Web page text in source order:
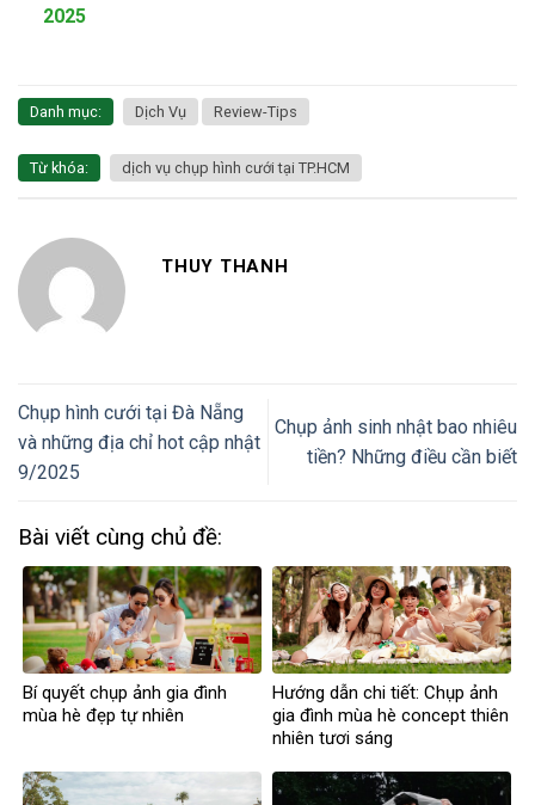
2025
Danh mục: Dịch Vụ Review-Tips
Từ khóa: dịch vụ chụp hình cưới tại TP.HCM
THUY THANH
Chụp hình cưới tại Đà Nẵng
và những địa chỉ hot cập nhật
9/2025
Chụp ảnh sinh nhật bao nhiêu
tiền? Những điều cần biết
Bài viết cùng chủ đề:
Bí quyết chụp ảnh gia đình
mùa hè đẹp tự nhiên
Hướng dẫn chi tiết: Chụp ảnh
gia đình mùa hè concept thiên
nhiên tươi sáng